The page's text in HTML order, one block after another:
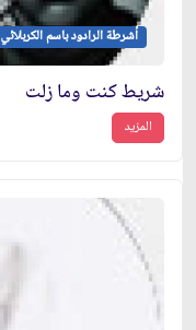
أشرطة الرادود باسم الكربلائي
شريط كنت وما زلت
المزيد